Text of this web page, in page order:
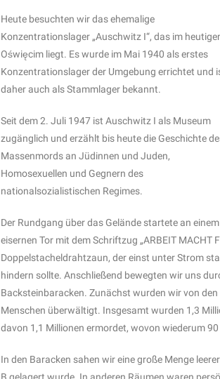
Heute besuchten wir das ehemalige
Konzentrationslager „Auschwitz I“, das im
Oświęcim liegt. Es wurde im Mai 1940 als erstes
Konzentrationslager der Umgebung errichtet und
daher auch als Stammlager bekannt.
Seit dem 2. Juli 1947 ist Auschwitz I als Museum
zugänglich und erzählt bis heute die Geschichte
Massenmords an Jüdinnen und Juden,
Homosexuellen und Gegnern des
nationalsozialistischen Regimes.
Der Rundgang über das Gelände startete an einem
eisernen Tor mit dem Schriftzug „ARBEIT MACHT
Doppelstacheldrahtzaun, der einst unter Strom
hindern sollte. Anschließend bewegten wir uns
Backsteinbaracken. Zunächst wurden wir von
Menschen überwältigt. Insgesamt wurden 1,3
davon 1,1 Millionen ermordet, wovon wiederum
In den Baracken sahen wir eine große Menge